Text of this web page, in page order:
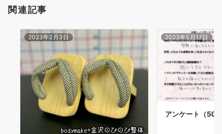
関連記事
2023年2月3日 2023年5月17日
アンケート（50